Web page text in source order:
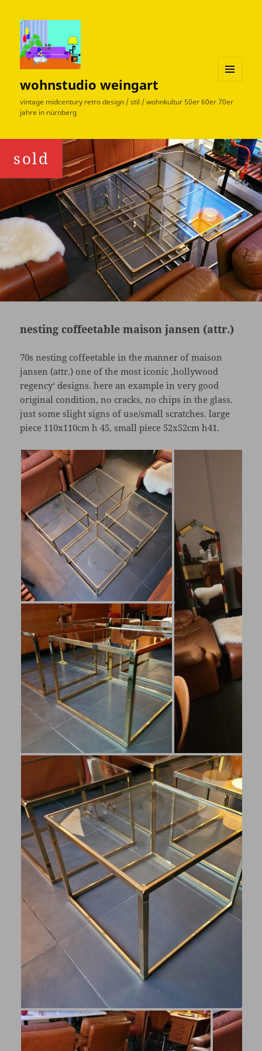
wohnstudio weingart
vintage midcentury retro design / stil / wohnkultur 50er 60er 70er
jahre in nürnberg
WIDGETS
nesting coffeetable maison jansen (attr.)
70s nesting coffeetable in the manner of maison
jansen (attr.) one of the most iconic ‚hollywood
regency‘ designs. here an example in very good
original condition, no cracks, no chips in the glass.
just some slight signs of use/small scratches. large
piece 110x110cm h 45, small piece 52x52cm h41.